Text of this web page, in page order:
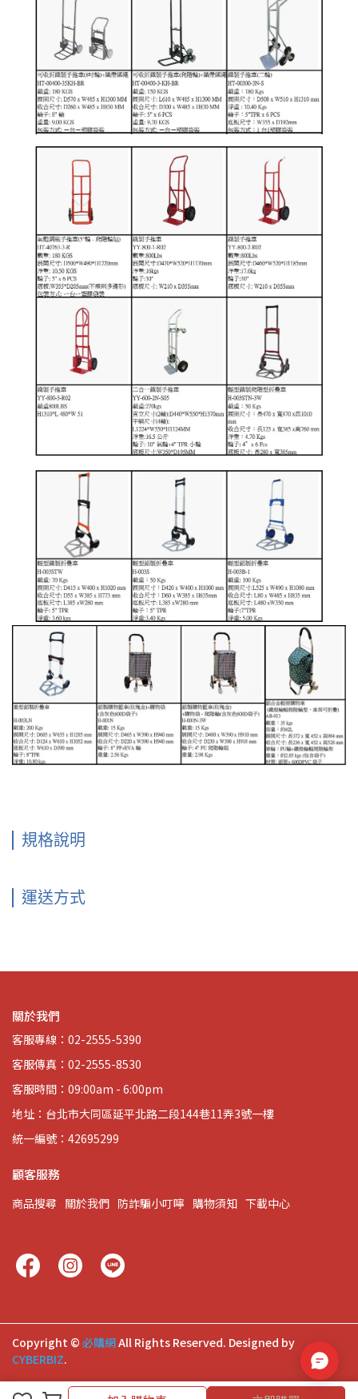
規格說明
運送方式
關於我們
客服專線：02-2555-5390
客服傳真：02-2555-8530
客服時間：09:00am - 6:00pm
地址：台北市大同區延平北路二段144巷11弄3號一樓
統一編號：42695299
顧客服務
商品搜尋 關於我們 防詐騙小叮嚀 購物須知 下載中心
Copyright © 必購網All Rights Reserved. Designed by
CYBERBIZ.